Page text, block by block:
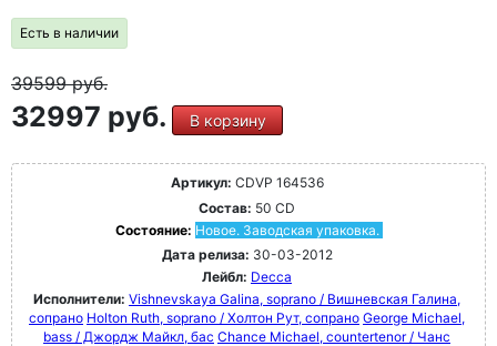
Есть в наличии
39599руб.
32997 руб. В корзину
Артикул: CDVP 164536
Состав: 50 CD
Состояние: Новое. Заводская упаковка.
Дата релиза: 30-03-2012
Лейбл: Decca
Исполнители: Vishnevskaya Galina, soprano / Вишневская Галина,
сопрано Holton Ruth, soprano / Холтон Рут, сопрано George Michael,
bass / Джордж Майкл, бас Chance Michael, countertenor / Чанс